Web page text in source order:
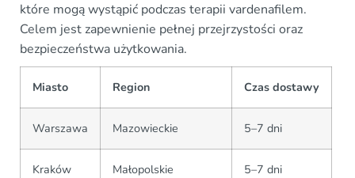
które mogą wystąpić podczas terapii vardenafilem.
Celem jest zapewnienie pełnej przejrzystości oraz
bezpieczeństwa użytkowania.
Miasto Region Czas dostawy
Warszawa Mazowieckie 5–7 dni
Kraków Małopolskie 5–7 dni